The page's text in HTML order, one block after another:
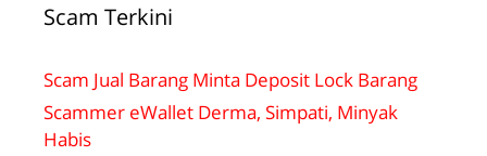
Scam Terkini
Scam Jual Barang Minta Deposit Lock Barang
Scammer eWallet Derma, Simpati, Minyak
Habis